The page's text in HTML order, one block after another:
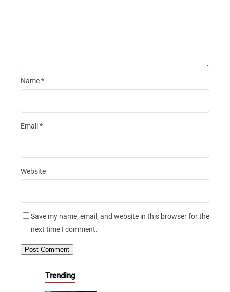
Name*
Email *
Website
Save my name, email, and website in this browser for the
next time I comment.
Trending